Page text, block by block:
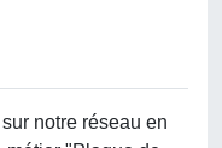
notre réseau en